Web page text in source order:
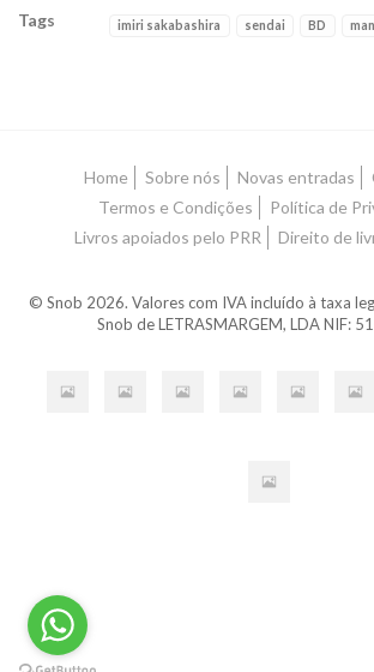
Tags imiri sakabashira sendai BD
Home Sobre nós Novas entradas
Termos e Condições
Política de
Livros apoiados pelo PRR
Direito de
© Snob 2026. Valores com IVA incluído à taxa
Snob de LETRASMARGEM, LDA NIF: